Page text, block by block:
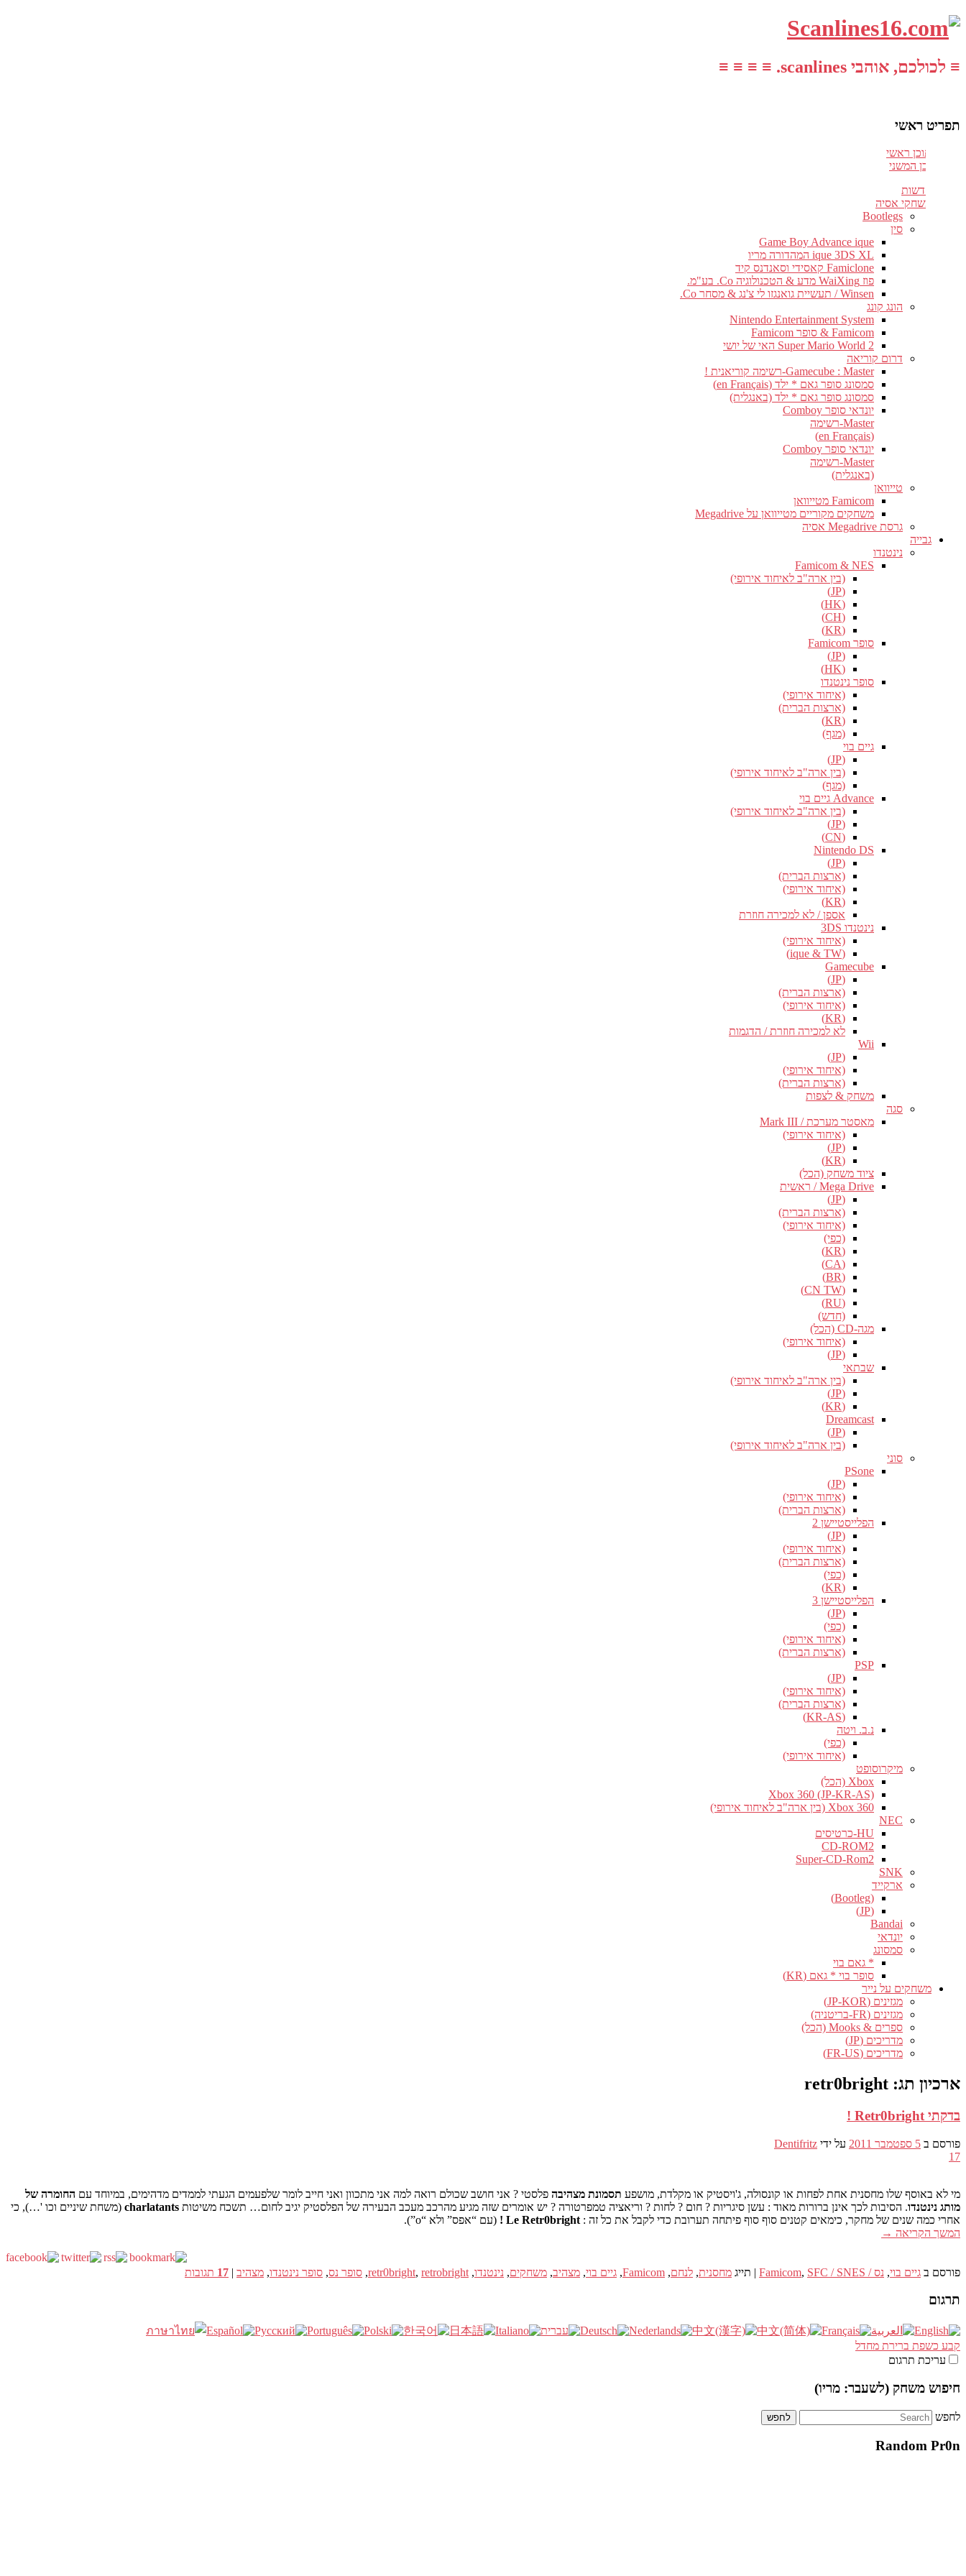
≡ לכולכם, אוהבי scanlines. ≡ ≡ ≡ ≡
תפריט ראשי
עבור לתוכן ראשי
דלג לתוכן המשני
חדשות
משחקי אסיה
Bootlegs
סין
Game Boy Advance ique
ique 3DS XL המהדורה מריו
Famiclone קאסידי וסאנדנס קיד
פוז WaiXing מדע & הטכנולוגיה Co. בע"מ.
Winsen / תעשיית גואנגזו לי צ'נג & מסחר Co.
הונג קונג
Nintendo Entertainment System
Famicom & סופר Famicom
Super Mario World 2 האי של יושי
דרום קוריאה
Gamecube : Master-רשימה קוריאנית !
סמסונג סופר גאם * ילד (en Français)
סמסונג סופר גאם * ילד (באנגלית)
יונדאי סופר Comboy
Master-רשימה
(en Français)
יונדאי סופר Comboy
Master-רשימה
(באנגלית)
טייוואן
Famicom מטייוואן
משחקים מקוריים מטייוואן על Megadrive
גרסת Megadrive אסיה
גבייה
נינטנדו
Famicom & NES
(בין ארה"ב לאיחוד אירופי)
(JP)
(HK)
(CH)
(KR)
סופר Famicom
(JP)
(HK)
סופר נינטנדו
(איחוד אירופי)
(ארצות הברית)
(KR)
(מגף)
גיים בוי
(JP)
(בין ארה"ב לאיחוד אירופי)
(מגף)
Advance גיים בוי
(בין ארה"ב לאיחוד אירופי)
(JP)
(CN)
Nintendo DS
(JP)
(ארצות הברית)
(איחוד אירופי)
(KR)
אספן / לא למכירה חוזרת
נינטנדו 3DS
(איחוד אירופי)
(ique & TW)
Gamecube
(JP)
(ארצות הברית)
(איחוד אירופי)
(KR)
לא למכירה חוזרת / הדגמות
Wii
(JP)
(איחוד אירופי)
(ארצות הברית)
משחק & לצפות
סגה
מאסטר מערכת / Mark III
(איחוד אירופי)
(JP)
(KR)
ציוד משחק (הכל)
Mega Drive / ראשית
(JP)
(ארצות הברית)
(איחוד אירופי)
(כפי)
(KR)
(CA)
(BR)
(CN TW)
(RU)
(חדש)
מגה-CD (הכל)
(איחוד אירופי)
(JP)
שבתאי
(בין ארה"ב לאיחוד אירופי)
(JP)
(KR)
Dreamcast
(JP)
(בין ארה"ב לאיחוד אירופי)
סוני
PSone
(JP)
(איחוד אירופי)
(ארצות הברית)
הפלייסטיישן 2
(JP)
(איחוד אירופי)
(ארצות הברית)
(כפי)
(KR)
הפלייסטיישן 3
(JP)
(כפי)
(איחוד אירופי)
(ארצות הברית)
PSP
(JP)
(איחוד אירופי)
(ארצות הברית)
(KR-AS)
נ.ב. ויטה
(כפי)
(איחוד אירופי)
מיקרוסופט
Xbox (הכל)
Xbox 360 (JP-KR-AS)
Xbox 360 (בין ארה"ב לאיחוד אירופי)
NEC
HU-כרטיסים
CD-ROM2
Super-CD-Rom2
SNK
ארקייד
(Bootleg)
(JP)
Bandai
יונדאי
סמסונג
* גאם בוי
סופר בוי * גאם (KR)
משחקים על נייר
מגזינים (JP-KOR)
מגזינים (FR-בריטניה)
ספרים & Mooks (הכל)
מדריכים (JP)
מדריכים (FR-US)
ארכיון תג: retr0bright
בדקתי Retr0bright !
פורסם ב 5 ספטמבר 2011 על ידי Dentifritz
17
מי לא באוסף שלו מחסנית אחת לפחות או קונסולה, ג'ויסטיק או מקלדת, מושפע תסמונת מצהיבה פלסטי ? אני חושב שכולם רואה למה אני מתכוון ואני חייב לומר שלפעמים הגעתי לממדים מדהימים, במיוחד עם החומרה של
מותג נינטנדו. הסיבות לכך אינן ברורות מאוד : עשן סיגריות ? חום ? לחות ? וריאציה טמפרטורה ? יש אומרים שזה מגיע מהרכב מעכב הבעירה של הפלסטיק יגיב לחום… תשכח משיטות charlatants (משחת שיניים וכו '…), כי
אחרי כמה שנים של מחקר, כימאים קטנים סוף סוף פיתחה תערובת כדי לקבל את כל זה :
(עם “אפס” ולא “o
”).
המשך הקריאה →
פורסם ב גיים בוי, נס / Famicom , SFC / SNES
| תייג מחסנית, לנחם,
Famicom
, גיים בוי, מצהיב, משחקים, נינטנדו,
retr0bright, retrobright
, סופר נס, סופר נינטנדו, מצהיב |
17 תגובות
תרגום
קבע כשפת ברירת מחדל
עריכת תרגום
חיפוש משחק (לשעבר: מריו)
לחפש
Random Pr0n